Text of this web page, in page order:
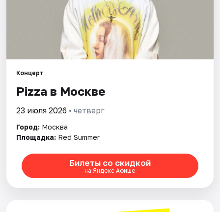
Площадки
Артисты
Рейтинги
Концерт
Pizza в Москве
23 июля 2026 • четверг
Город: Москва
Площадка: Red Summer
Билеты со скидкой
на Яндекс Афише